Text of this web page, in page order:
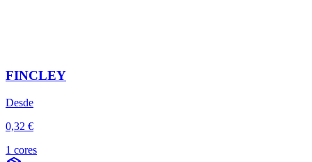
FINCLEY
Desde
0,32 €
1 cores